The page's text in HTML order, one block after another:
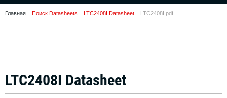
Главная Поиск Datasheets LTC2408I Datasheet LTC2408I.pdf
LTC2408I Datasheet